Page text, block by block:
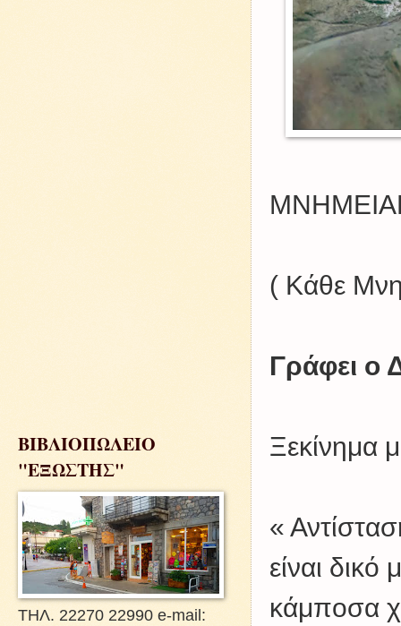
( Κάθε
Γράφει ο
Ξεκίνημα
«
είναι
κάμποσα
ΒΙΒΛΙΟΠΩΛΕΙΟ
"ΕΞΩΣΤΗΣ"
ΤΗΛ. 22270 22990 e-mail: